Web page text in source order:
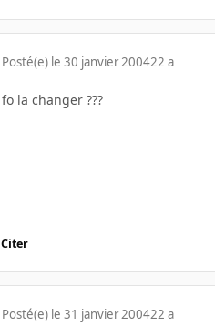
Posté(e) le 30 janvier 200422 a
fo la changer ???
Citer
Posté(e) le 31 janvier 200422 a